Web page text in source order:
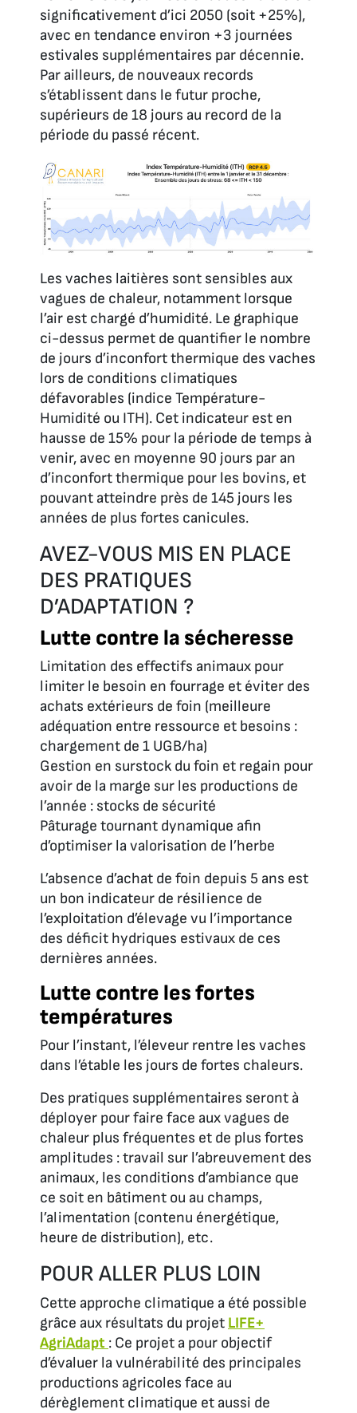
significativement d’ici 2050 (soit +25%),
avec en tendance environ +3 journées
estivales supplémentaires par décennie.
Par ailleurs, de nouveaux records
s’établissent dans le futur proche,
supérieurs de 18 jours au record de la
période du passé récent.
Les vaches laitières sont sensibles aux
vagues de chaleur, notamment lorsque
l’air est chargé d’humidité. Le graphique
ci-dessus permet de quantifier le nombre
de jours d’inconfort thermique des vaches
lors de conditions climatiques
défavorables (indice Température-
Humidité ou ITH). Cet indicateur est en
hausse de 15% pour la période de temps à
venir, avec en moyenne 90 jours par an
d’inconfort thermique pour les bovins, et
pouvant atteindre près de 145 jours les
années de plus fortes canicules.
AVEZ-VOUS MIS EN PLACE
DES PRATIQUES
D’ADAPTATION ?
Lutte contre la sécheresse
Limitation des effectifs animaux pour
limiter le besoin en fourrage et éviter des
achats extérieurs de foin (meilleure
adéquation entre ressource et besoins :
chargement de 1 UGB/ha)
Gestion en surstock du foin et regain pour
avoir de la marge sur les productions de
l’année : stocks de sécurité
Pâturage tournant dynamique afin
d’optimiser la valorisation de l’herbe
L’absence d’achat de foin depuis 5 ans est
un bon indicateur de résilience de
l’exploitation d’élevage vu l’importance
des déficit hydriques estivaux de ces
dernières années.
Lutte contre les fortes
températures
Pour l’instant, l’éleveur rentre les vaches
dans l’étable les jours de fortes chaleurs.
Des pratiques supplémentaires seront à
déployer pour faire face aux vagues de
chaleur plus fréquentes et de plus fortes
amplitudes : travail sur l’abreuvement des
animaux, les conditions d’ambiance que
ce soit en bâtiment ou au champs,
l’alimentation (contenu énergétique,
heure de distribution), etc.
POUR ALLER PLUS LOIN
Cette approche climatique a été possible
grâce aux résultats du projet LIFE+
AgriAdapt : Ce projet a pour objectif
d’évaluer la vulnérabilité des principales
productions agricoles face au
dérèglement climatique et aussi de